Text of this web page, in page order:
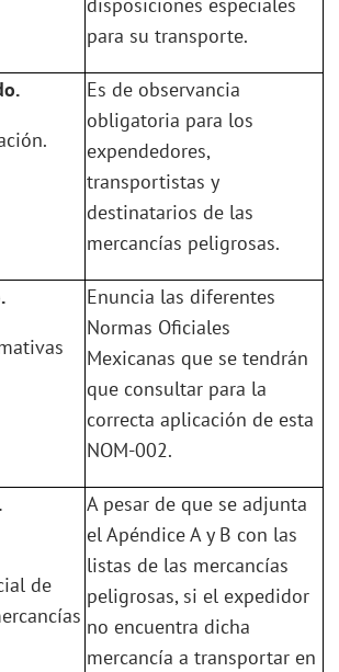
disposiciones especiales
para su transporte.
Es de observancia
obligatoria para los
expendedores,
transportistas y
destinatarios de las
mercancías peligrosas.
Enuncia las diferentes
Normas Oficiales
Mexicanas que se tendrán
que consultar para la
correcta aplicación de esta
NOM-002.
de
A pesar de que se adjunta
el Apéndice A y B con las
listas de las mercancías
peligrosas, si el expedidor
no encuentra dicha
mercancía a transportar en